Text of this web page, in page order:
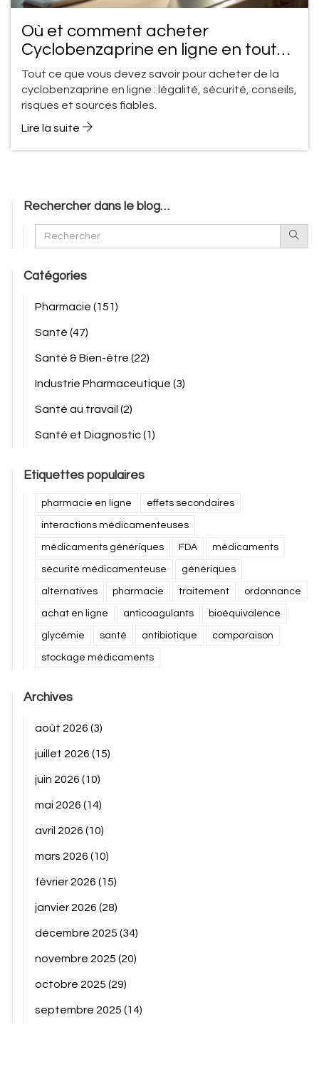
Où et comment acheter
Cyclobenzaprine en ligne en toute
sécurité : guide complet
Tout ce que vous devez savoir pour acheter de la
cyclobenzaprine en ligne : légalité, sécurité, conseils,
risques et sources fiables.
Lire la suite
Rechercher dans le blog…
Catégories
Pharmacie (151)
Santé (47)
Santé & Bien-être (22)
Industrie Pharmaceutique (3)
Santé au travail (2)
Santé et Diagnostic(1)
Etiquettes populaires
pharmacie en ligne effets secondaires
interactions médicamenteuses
médicaments génériques FDA médicaments
sécurité médicamenteuse génériques
alternatives pharmacie traitement ordonnance
achat en ligne anticoagulants bioéquivalence
glycémie santé antibiotique comparaison
stockage médicaments
Archives
août 2026 (3)
juillet 2026 (15)
juin 2026 (10)
mai 2026 (14)
avril 2026 (10)
mars 2026 (10)
février 2026 (15)
janvier 2026 (28)
décembre 2025 (34)
novembre 2025 (20)
octobre 2025 (29)
septembre 2025 (14)